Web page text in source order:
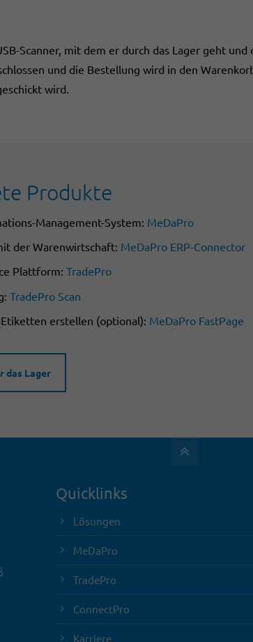
Scanner, mit dem er durch das Lager geht
und die Bestellung wird in den
wird.
Produkte
Management-System: MeDaPro
der Warenwirtschaft: MeDaPro ERP-Connector
Plattform: TradePro
TradePro Scan
Etiketten erstellen (optional): MeDaPro FastPage
das Lager
Quicklinks
Lösungen
MeDaPro
TradePro
ConnectPro
Karriere